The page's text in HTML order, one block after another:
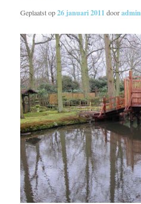
Geplaatst op26 januari 2011 dooradmin